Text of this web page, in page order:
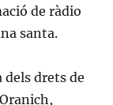
de ràdio
santa.
dels drets de